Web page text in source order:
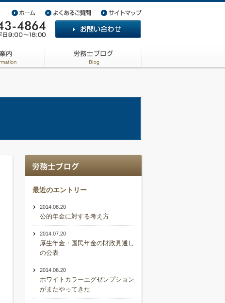
最近のエントリー
2014.08.20
公的年金に対する考え方
2014.07.20
厚生年金・国民年金の財政見通し
の公表
2014.06.20
ホワイトカラーエグゼンプション
がまたやってきた